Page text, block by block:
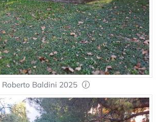
Roberto Baldini 2025